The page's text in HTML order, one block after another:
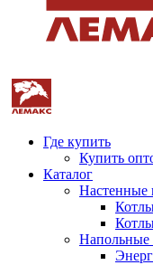
Где купить
Купить
Каталог
Настенные
Напольные